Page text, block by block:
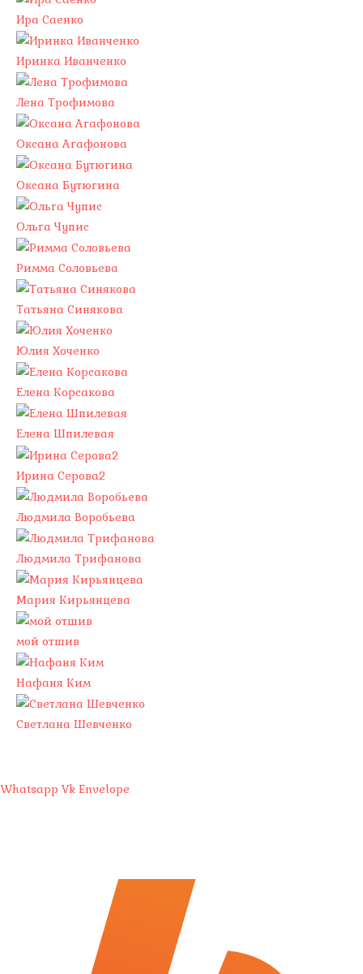
Ира Саенко
Иринка Иванченко
Лена Трофимова
Оксана Агафонова
Оксана Бутюгина
Ольга Чупис
Римма Соловьева
Татьяна Синякова
Юлия Хоченко
Елена Корсакова
Елена Шпилевая
Ирина Серова2
Людмила Воробьева
Людмила Трифанова
Мария Кирьянцева
мой отшив
Нафаня Ким
Светлана Шевченко
Whatsapp Vk Envelope